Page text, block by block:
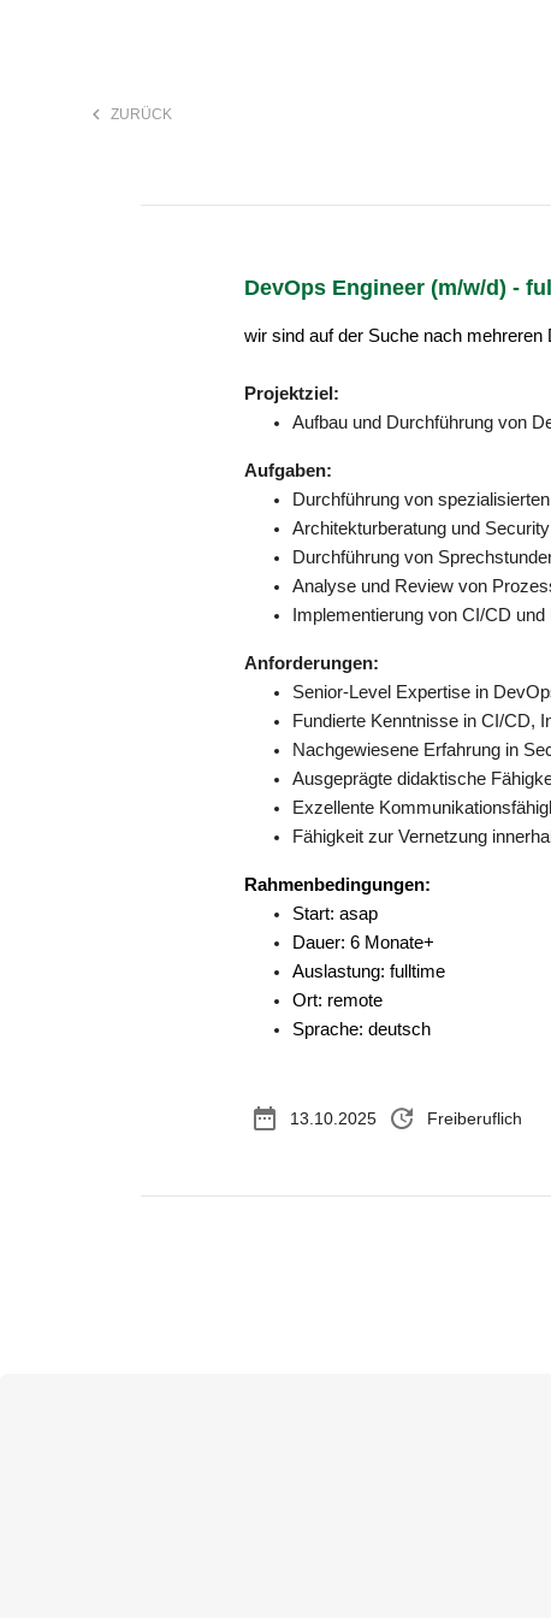
keyboard_arrow_left ZURÜCK
DevOps Engineer (m/w/d) -
wir sind auf der Suche nach
Projektziel:
Aufbau und Durchführung von
Aufgaben:
Durchführung von
Architekturberatung und
Durchführung von
Analyse und Review von
Implementierung von CI/CD
Anforderungen:
Senior-Level Expertise in
Fundierte Kenntnisse in CI/CD,
Nachgewiesene Erfahrung in
Ausgeprägte didaktische
Exzellente
Fähigkeit zur Vernetzung
Rahmenbedingungen:
Start: asap
Dauer: 6 Monate+
Auslastung: fulltime
Ort: remote
Sprache: deutsch
date_range 13.10.2025 update Freiberuflich